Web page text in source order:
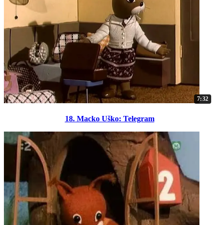
7:32
18. Macko Uško: Telegram